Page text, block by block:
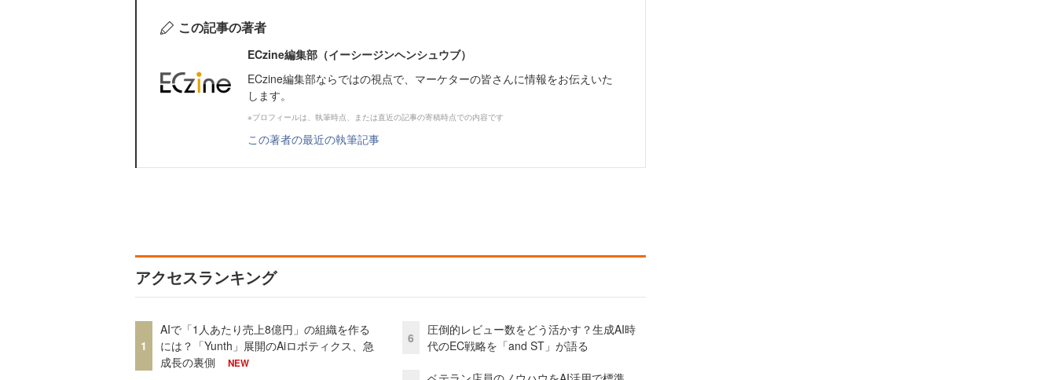
この記事の著者
ECzine編集部（イーシージンヘンシュウブ）
ECzine編集部ならではの視点で、マーケターの皆さんに情報をお伝えいた
します。
※プロフィールは、執筆時点、または直近の記事の寄稿時点での内容です
この著者の最近の執筆記事
アクセスランキング
1
AIで「1人あたり売上8億円」の組織を作る
には？「Yunth」展開のAiロボティクス、急
成長の裏側
NEW
6
圧倒的レビュー数をどう活かす？生成AI時
代のEC戦略を「and ST」が語る